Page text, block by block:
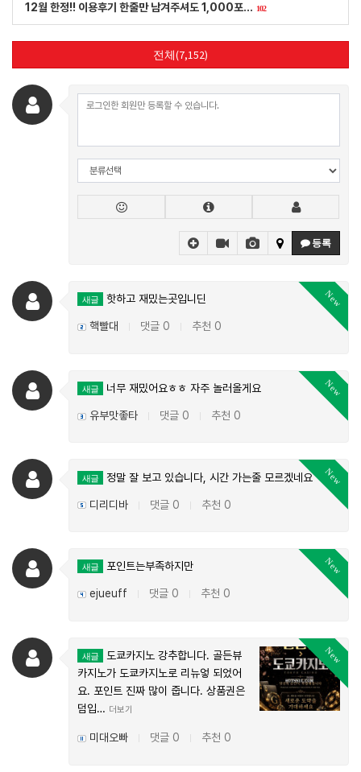
12월 한정!! 이용후기 한줄만 남겨주셔도 1,000포… 102
전체(7,152)
등록
New
새글 핫하고 재밌는곳입니딘
핵빨대 댓글 0 추천 0
New
새글 너무 재밌어요ㅎㅎ 자주 놀러올게요
유부맛좋타 댓글 0 추천 0
New
새글 정말 잘 보고 있습니다, 시간 가는줄 모르겠네요 ㅋㅋ
디리디바 댓글 0 추천 0
New
새글 포인트는부족하지만
ejueuff 댓글 0 추천 0
New
새글
도쿄카지노 강추합니다. 골든뷰
카지노가 도쿄카지노로 리뉴엏 되었어
요. 포인트 진짜 많이 줍니다. 상품권은
덤입… 더보기
미대오빠 댓글 0 추천 0